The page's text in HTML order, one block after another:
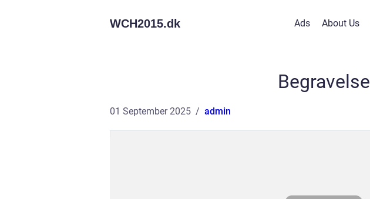
WCH2015.dk Ads About Us
Begravelse
01 September 2025 admin